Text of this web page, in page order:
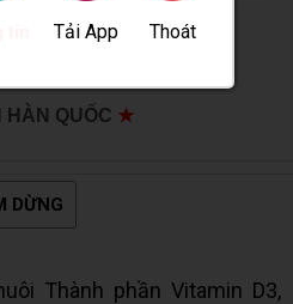
Tải App Thoát
HÀN QUỐC ★
DỪNG
Thành phần Vitamin D3,